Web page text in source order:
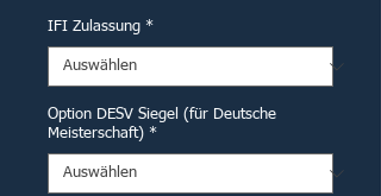
IFI Zulassung *
Option DESV Siegel (für Deutsche
Meisterschaft) *